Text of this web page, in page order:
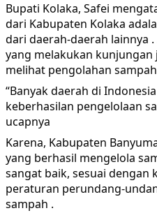
Bupati Kolaka, Safei
dari Kabupaten Kolaka
dari daerah-daerah lainnya .
yang melakukan
melihat pengolahan
“Banyak daerah di
keberhasilan pengelolaan
ucapnya
Karena, Kabupaten
yang berhasil mengelola
sangat baik, sesuai dengan
peraturan perundang-
sampah .